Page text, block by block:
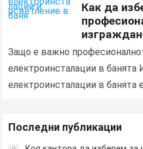
Как да
на
Защо е важно
електроинсталации в банята
електроинсталации в банята
Последни публикации